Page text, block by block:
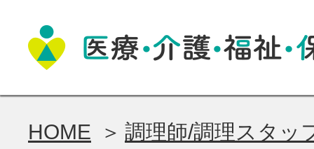
HOME 調理師/調理スタッ